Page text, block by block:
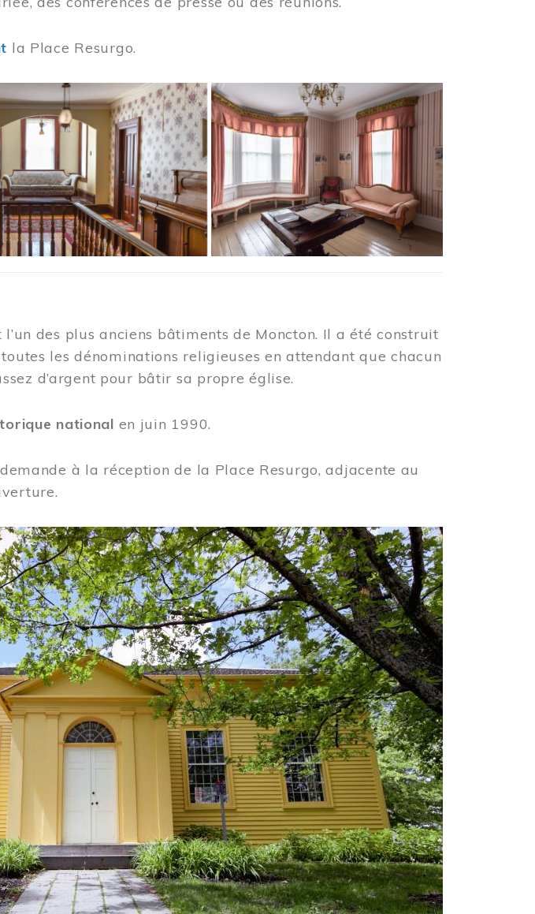
la Place Resurgo.
des plus anciens bâtiments de Moncton. Il a été construit
les dénominations religieuses en attendant que chacun
d’argent pour bâtir sa propre église.
national en juin 1990.
à la réception de la Place Resurgo, adjacente au